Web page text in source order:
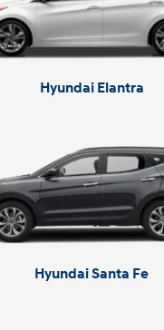
Hyundai Elantra
Hyundai Santa Fe